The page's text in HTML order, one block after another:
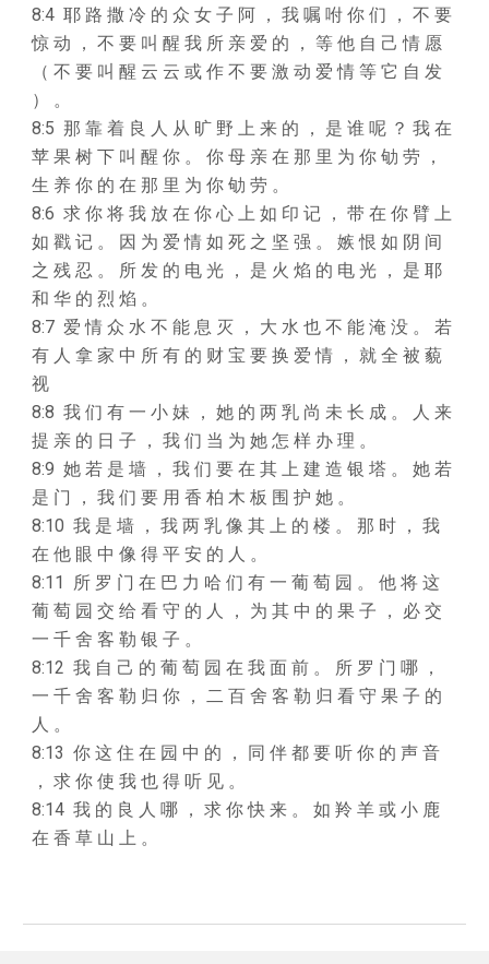
8:4 耶 路 撒 冷 的 众 女 子 阿 ， 我 嘱 咐 你 们 ， 不 要
惊 动 ， 不 要 叫 醒 我 所 亲 爱 的 ， 等 他 自 己 情 愿
（ 不 要 叫 醒 云 云 或 作 不 要 激 动 爱 情 等 它 自 发
） 。
8:5 那 靠 着 良 人 从 旷 野 上 来 的 ， 是 谁 呢 ？ 我 在
苹 果 树 下 叫 醒 你 。 你 母 亲 在 那 里 为 你 劬 劳 ，
生 养 你 的 在 那 里 为 你 劬 劳 。
8:6 求 你 将 我 放 在 你 心 上 如 印 记 ， 带 在 你 臂 上
如 戳 记 。 因 为 爱 情 如 死 之 坚 强 。 嫉 恨 如 阴 间
之 残 忍 。 所 发 的 电 光 ， 是 火 焰 的 电 光 ， 是 耶
和 华 的 烈 焰 。
8:7 爱 情 众 水 不 能 息 灭 ， 大 水 也 不 能 淹 没 。 若
有 人 拿 家 中 所 有 的 财 宝 要 换 爱 情 ， 就 全 被 藐
视
8:8 我 们 有 一 小 妹 ， 她 的 两 乳 尚 未 长 成 。 人 来
提 亲 的 日 子 ， 我 们 当 为 她 怎 样 办 理 。
8:9 她 若 是 墙 ， 我 们 要 在 其 上 建 造 银 塔 。 她 若
是 门 ， 我 们 要 用 香 柏 木 板 围 护 她 。
8:10 我 是 墙 ， 我 两 乳 像 其 上 的 楼 。 那 时 ， 我
在 他 眼 中 像 得 平 安 的 人 。
8:11 所 罗 门 在 巴 力 哈 们 有 一 葡 萄 园 。 他 将 这
葡 萄 园 交 给 看 守 的 人 ， 为 其 中 的 果 子 ， 必 交
一 千 舍 客 勒 银 子 。
8:12 我 自 己 的 葡 萄 园 在 我 面 前 。 所 罗 门 哪 ，
一 千 舍 客 勒 归 你 ， 二 百 舍 客 勒 归 看 守 果 子 的
人 。
8:13 你 这 住 在 园 中 的 ， 同 伴 都 要 听 你 的 声 音
， 求 你 使 我 也 得 听 见 。
8:14 我 的 良 人 哪 ， 求 你 快 来 。 如 羚 羊 或 小 鹿
在 香 草 山 上 。